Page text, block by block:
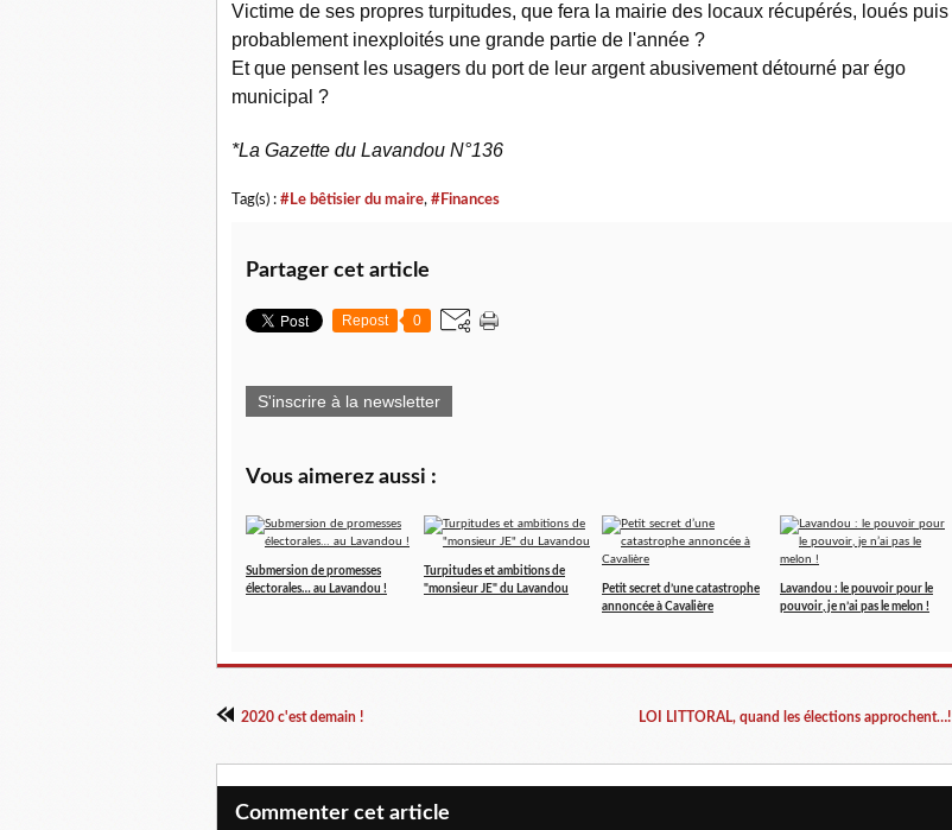
Victime de ses propres turpitudes, que fera la mairie des locaux récupérés, loués puis
probablement inexploités une grande partie de l'année ?
Et que pensent les usagers du port de leur argent abusivement détourné par égo
municipal ?
*La Gazette du Lavandou N°136
Tag(s) : #Le bêtisier du maire, #Finances
Partager cet article
Repost 0
S'inscrire à la newsletter
Vous aimerez aussi :
Submersion de promesses
électorales… au Lavandou !
Turpitudes et ambitions de
"monsieur JE" du Lavandou
Petit secret d’une catastrophe
annoncée à Cavalière
Lavandou : le pouvoir pour le
pouvoir, je n’ai pas le melon !
2020 c'est demain ! LOI LITTORAL, quand les élections approchent…!
Commenter cet article